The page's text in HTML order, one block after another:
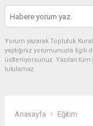
Yorum yazarak Topluluk
yaptığınız yorumunuzla ilgili
üstleniyorsunuz. Yazılan
tutulamaz.
Anasayfa Eğitim